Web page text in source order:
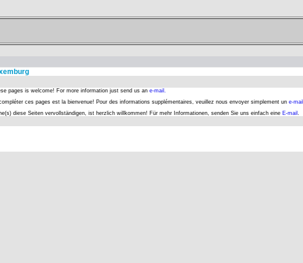
pages is welcome! For more information just send us an e-mail.
ces pages est la bienvenue! Pour des informations supplémentaires, veuillez nous envoyer simplement un e-mail.
diese Seiten vervollständigen, ist herzlich willkommen! Für mehr Informationen, senden Sie uns einfach eine E-mail